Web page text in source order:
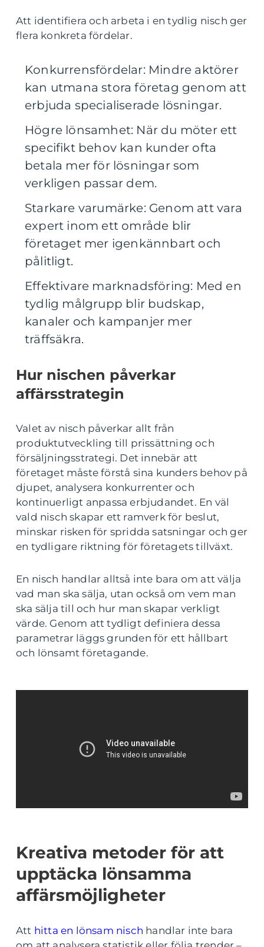
Att identifiera och arbeta i en tydlig nisch ger
flera konkreta fördelar.
Konkurrensfördelar: Mindre aktörer
kan utmana stora företag genom att
erbjuda specialiserade lösningar.
Högre lönsamhet: När du möter ett
specifikt behov kan kunder ofta
betala mer för lösningar som
verkligen passar dem.
Starkare varumärke: Genom att vara
expert inom ett område blir
företaget mer igenkännbart och
pålitligt.
Effektivare marknadsföring: Med en
tydlig målgrupp blir budskap,
kanaler och kampanjer mer
träffsäkra.
Hur nischen påverkar
affärsstrategin
Valet av nisch påverkar allt från
produktutveckling till prissättning och
försäljningsstrategi. Det innebär att
företaget måste förstå sina kunders behov på
djupet, analysera konkurrenter och
kontinuerligt anpassa erbjudandet. En väl
vald nisch skapar ett ramverk för beslut,
minskar risken för spridda satsningar och ger
en tydligare riktning för företagets tillväxt.
En nisch handlar alltså inte bara om att välja
vad man ska sälja, utan också om vem man
ska sälja till och hur man skapar verkligt
värde. Genom att tydligt definiera dessa
parametrar läggs grunden för ett hållbart
och lönsamt företagande.
Kreativa metoder för att
upptäcka lönsamma
affärsmöjligheter
Att hitta en lönsam nisch handlar inte bara